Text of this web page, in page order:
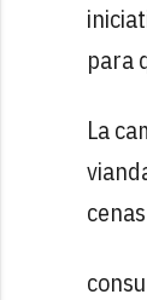
para
La